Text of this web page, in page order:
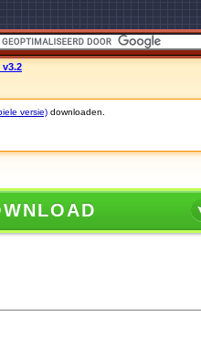
versie) downloaden.